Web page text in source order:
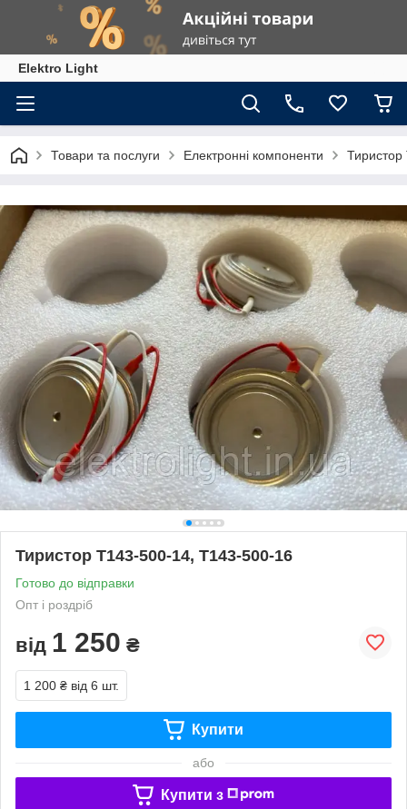
Elektro Light
Товари та послуги Електронні компоненти
Тиристор Т143-500-14, Т143-500-16
Готово до відправки
Опт і роздріб
від 1 250 ₴
1 200 ₴ від 6 шт.
Купити
або
Купити з